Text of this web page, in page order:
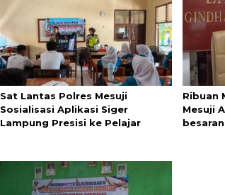
Sat Lantas Polres Mesuji
Sosialisasi Aplikasi Siger
Lampung Presisi ke Pelajar
Ribuan
Mesuji
besaran